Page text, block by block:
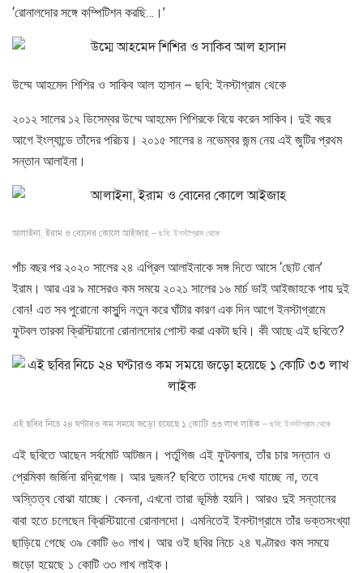
‘রোনালদোর সঙ্গে কম্পিটিশন করছি…।’
উম্মে আহমেদ শিশির ও সাকিব আল হাসান – ছবি: ইনস্টাগ্রাম থেকে
২০১২ সালের ১২ ডিসেম্বর উম্মে আহমেদ শিশিরকে বিয়ে করেন সাকিব। দুই বছর
আগে ইংল্যান্ডে তাঁদের পরিচয়। ২০১৫ সালের ৪ নভেম্বর জন্ম নেয় এই জুটির প্রথম
সন্তান আলাইনা।
আলাইনা, ইরাম ও বোনের কোলে আইজাহ – ছবি: ইনস্টাগ্রাম থেকে
পাঁচ বছর পর ২০২০ সালের ২৪ এপ্রিল আলাইনাকে সঙ্গ দিতে আসে ‘ছোট বোন’
ইরাম। আর এর ৯ মাসেরও কম সময়ে ২০২১ সালের ১৬ মার্চ ভাই আইজাহকে পায় দুই
বোন! এত সব পুরোনো কাসুন্দি নতুন করে ঘাঁটার কারণ এক দিন আগে ইনস্টাগ্রামে
ফুটবল তারকা ক্রিস্টিয়ানো রোনালদোর পোস্ট করা একটা ছবি। কী আছে এই ছবিতে?
এই ছবির নিচে ২৪ ঘণ্টারও কম সময়ে জড়ো হয়েছে ১ কোটি ৩৩ লাখ লাইক – ছবি: ইনস্টাগ্রাম থেকে
এই ছবিতে আছেন সর্বমোট আটজন। পর্তুগিজ এই ফুটবলার, তাঁর চার সন্তান ও
প্রেমিকা জর্জিনা রদ্রিগেজ। আর দুজন? ছবিতে তাদের দেখা যাচ্ছে না, তবে
অস্তিত্ব বোঝা যাচ্ছে। কেননা, এখনো তারা ভূমিষ্ঠ হয়নি। আরও দুই সন্তানের
বাবা হতে চলেছেন ক্রিস্টিয়ানো রোনালদো। এমনিতেই ইনস্টাগ্রামে তাঁর ভক্তসংখ্যা
ছাড়িয়ে গেছে ৩৯ কোটি ৬০ লাখ। আর ওই ছবির নিচে ২৪ ঘণ্টারও কম সময়ে
জড়ো হয়েছে ১ কোটি ৩৩ লাখ লাইক।